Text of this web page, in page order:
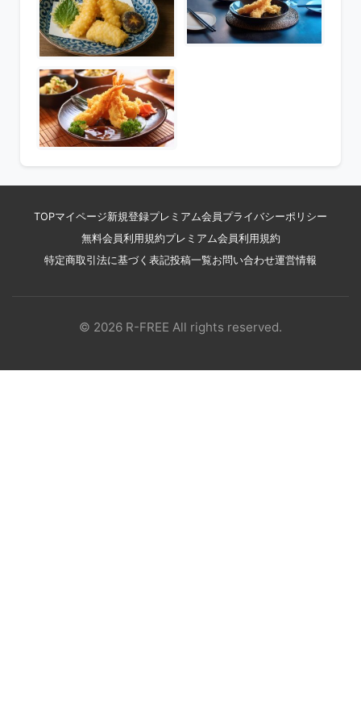
TOPマイページ新規登録プレミアム会員 プライバシーポリシー
無料会員利用規約プレミアム会員利用規約
特定商取引法に基づく表記投稿一覧お問い合わせ運営情報
© 2026 R-FREE All rights reserved.